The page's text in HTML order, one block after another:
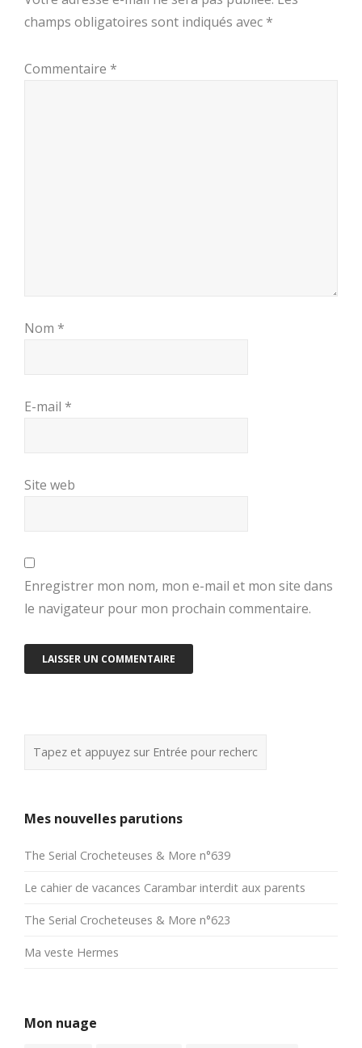
champs obligatoires sont indiqués avec *
Commentaire *
Nom *
E-mail *
Site web
Enregistrer mon nom, mon e-mail et mon site dans
le navigateur pour mon prochain commentaire.
Mes nouvelles parutions
The Serial Crocheteuses & More n°639
Le cahier de vacances Carambar interdit aux parents
The Serial Crocheteuses & More n°623
Ma veste Hermes
Mon nuage